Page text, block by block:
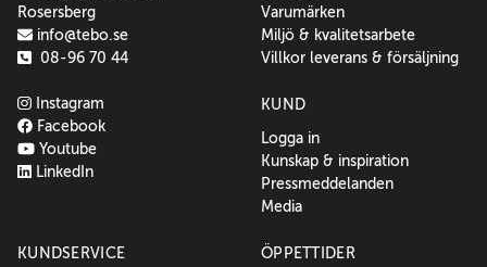
Rosersberg
info@tebo.se
08-96 70 44
Instagram
Facebook
Youtube
LinkedIn
Varumärken
Miljö & kvalitetsarbete
Villkor leverans & försäljning
KUND
Logga in
Kunskap & inspiration
Pressmeddelanden
Media
KUNDSERVICE
ÖPPETTIDER